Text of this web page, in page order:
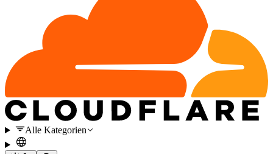
Alle Kategorien